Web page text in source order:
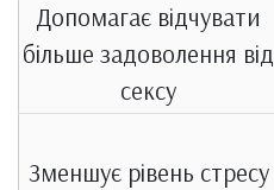
Допомагає відчувати
більше задоволення від
сексу
Зменшує рівень стресу